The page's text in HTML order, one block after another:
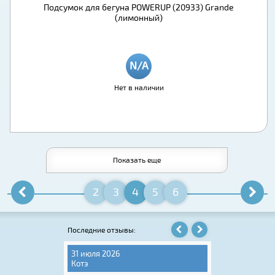
Подсумок для бегуна POWERUP (20933) Grande
(лимонный)
Нет в наличии
Показать еще
2 3 4 5 6
Последние отзывы:
31 июля 2026
Котэ